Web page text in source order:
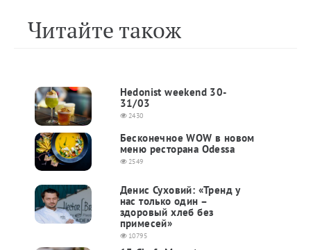
Читайте також
Hedonist weekend 30-
31/03
2430
Бесконечное WOW в новом
меню ресторана Odessa
2549
Денис Суховий: «Тренд у
нас только один –
здоровый хлеб без
примесей»
10795